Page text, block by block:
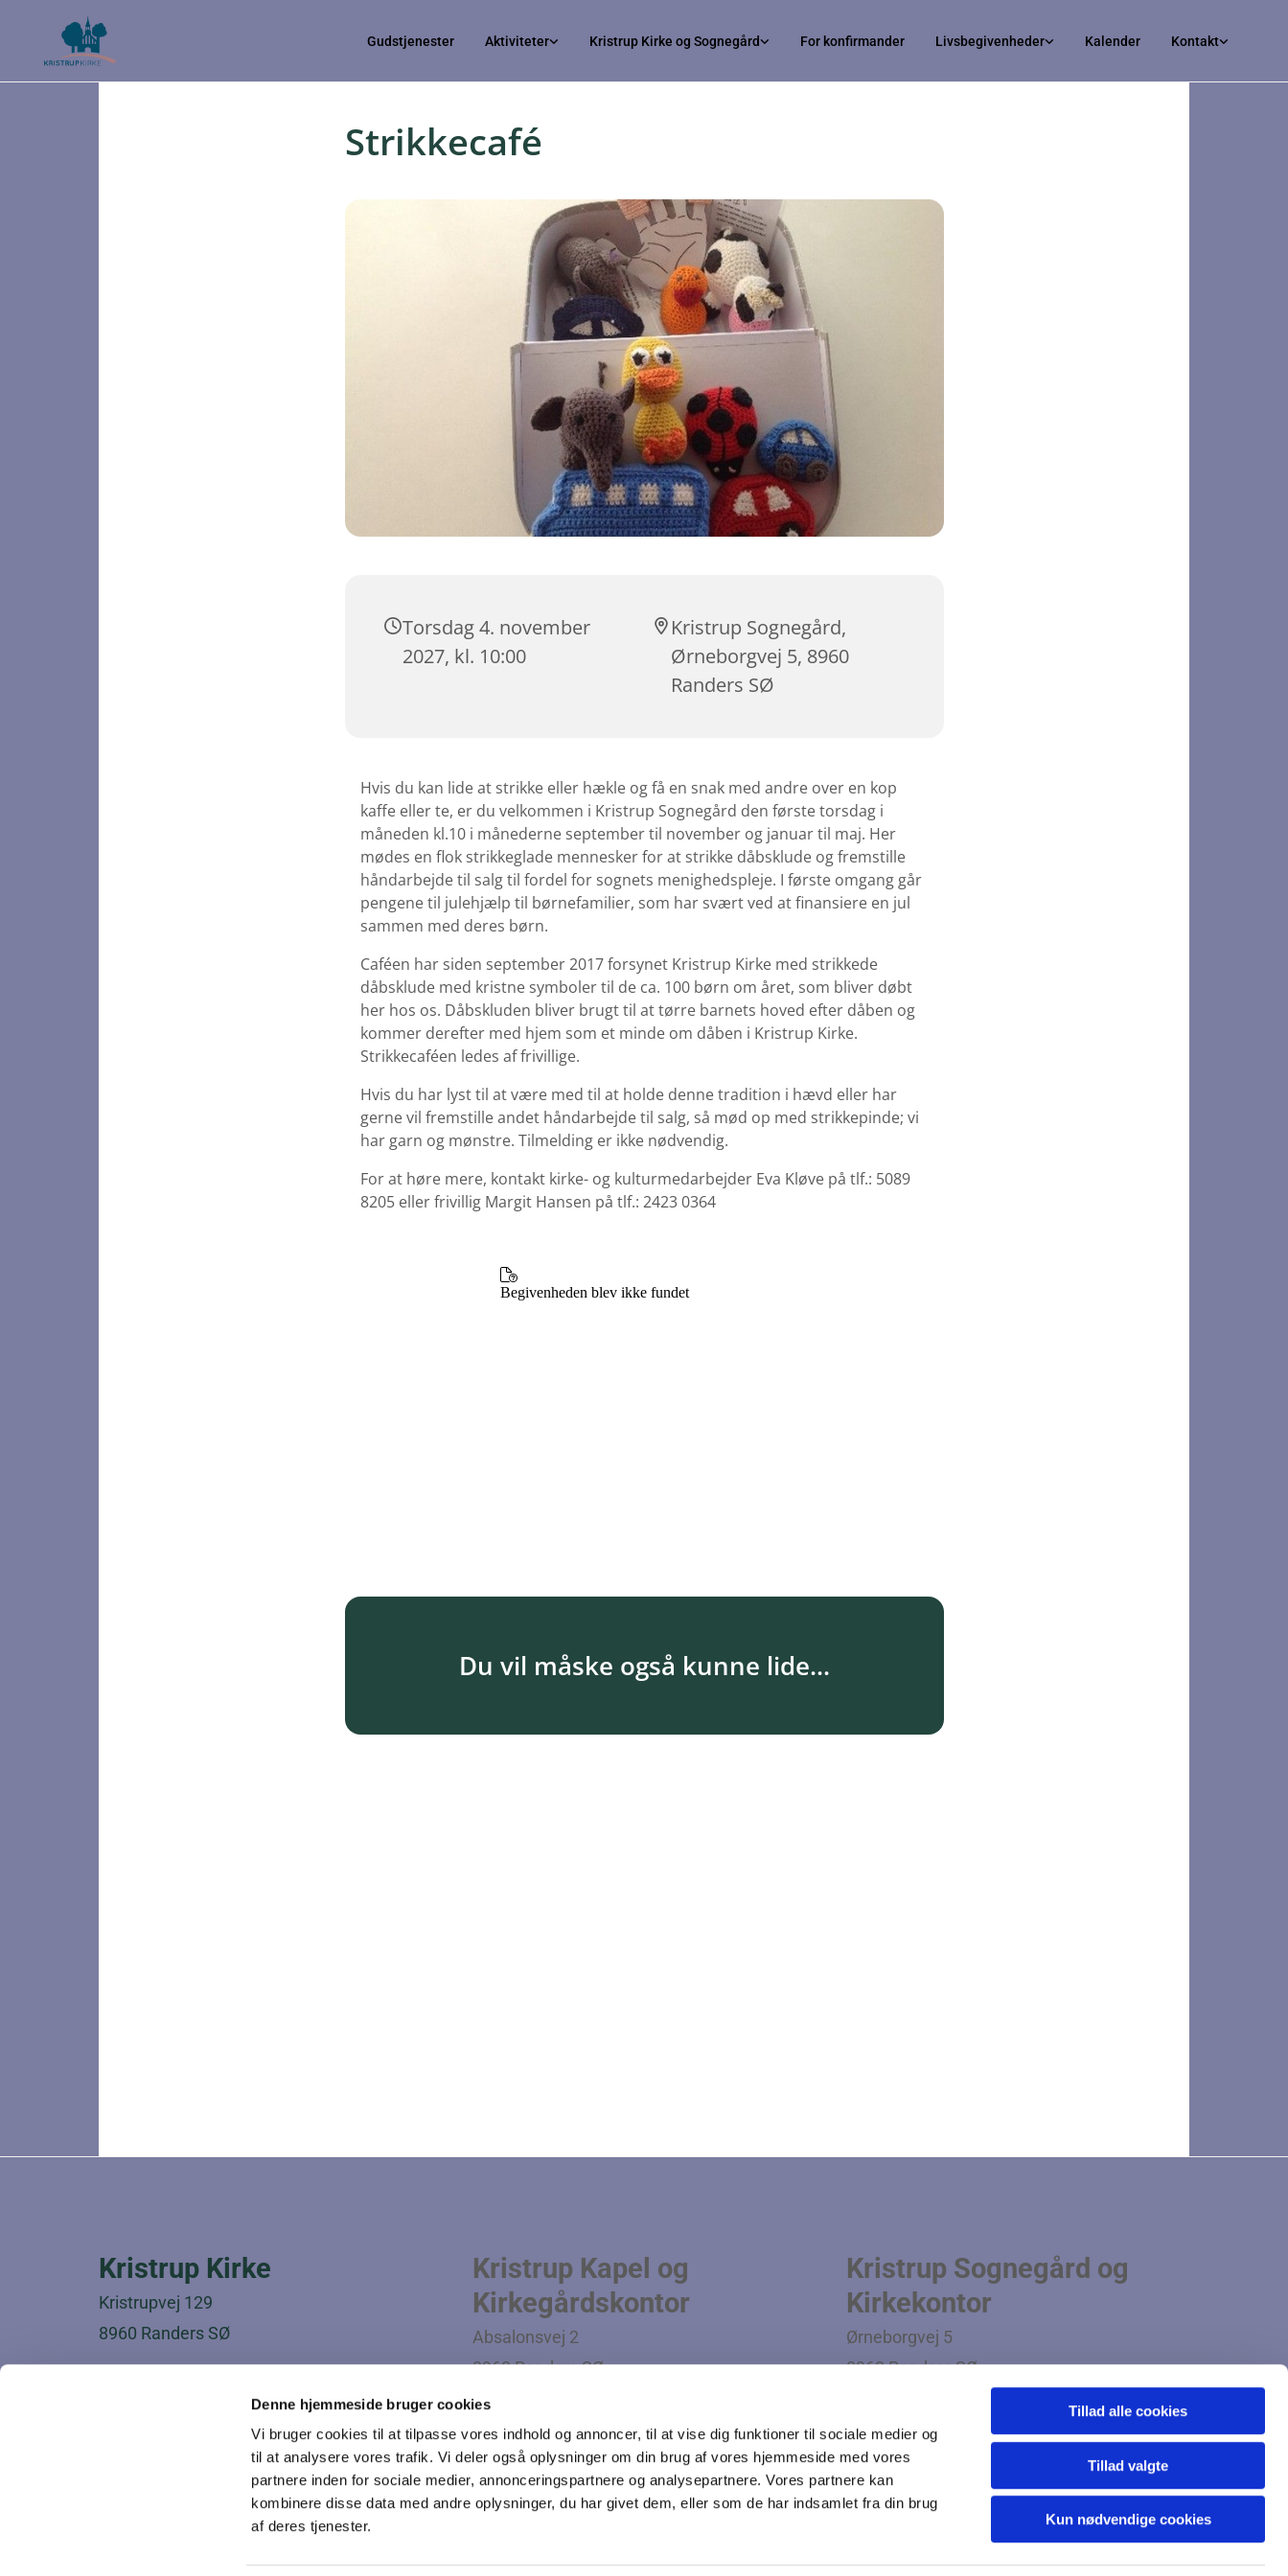
Denne hjemmeside bruger cookies
Vi bruger cookies til at tilpasse vores indhold og annoncer, til at vise dig funktioner til sociale medier og
til at analysere vores trafik. Vi deler også oplysninger om din brug af vores hjemmeside med vores
partnere inden for sociale medier, annonceringspartnere og analysepartnere. Vores partnere kan
kombinere disse data med andre oplysninger, du har givet dem, eller som de har indsamlet fra din brug
af deres tjenester.
Tillad alle cookies
Tillad valgte
Kun nødvendige cookies
Gudstjenester Aktiviteter Kristrup Kirke og Sognegård For konfirmander Livsbegivenheder Kalender Kontakt
Strikkecafé
Torsdag 4. november
2027, kl. 10:00
Kristrup Sognegård,
Ørneborgvej 5, 8960
Randers SØ
Hvis du kan lide at strikke eller hækle og få en snak med andre over en kop
kaffe eller te, er du velkommen i Kristrup Sognegård den første torsdag i
måneden kl.10 i månederne september til november og januar til maj. Her
mødes en flok strikkeglade mennesker for at strikke dåbsklude og fremstille
håndarbejde til salg til fordel for sognets menighedspleje. I første omgang går
pengene til julehjælp til børnefamilier, som har svært ved at finansiere en jul
sammen med deres børn.
Caféen har siden september 2017 forsynet Kristrup Kirke med strikkede
dåbsklude med kristne symboler til de ca. 100 børn om året, som bliver døbt
her hos os. Dåbskluden bliver brugt til at tørre barnets hoved efter dåben og
kommer derefter med hjem som et minde om dåben i Kristrup Kirke.
Strikkecaféen ledes af frivillige.
Hvis du har lyst til at være med til at holde denne tradition i hævd eller har
gerne vil fremstille andet håndarbejde til salg, så mød op med strikkepinde; vi
har garn og mønstre. Tilmelding er ikke nødvendig.
For at høre mere, kontakt kirke- og kulturmedarbejder Eva Kløve på tlf.: 5089
8205 eller frivillig Margit Hansen på tlf.: 2423 0364
Du vil måske også kunne lide...
Kristrup Kirke
Kristrupvej 129
8960 Randers SØ
Kristrup Kapel og Kristrup Kirke er beliggende
på to forskellige matrikler og har to forskellige
Kristrup Kapel og
Kirkegårdskontor
Absalonsvej 2
8960 Randers SØ
Tlf. 8642 5810
Mail:kirkegaard@kristrupkirke.dk
Kristrup Sognegård og
Kirkekontor
Ørneborgvej 5
8960 Randers SØ
Mail:kristrup.sogn@km.dk